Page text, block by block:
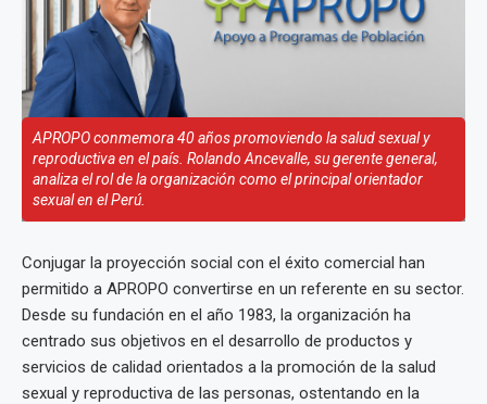
APROPO conmemora 40 años promoviendo la salud sexual y
reproductiva en el país. Rolando Ancevalle, su gerente general,
analiza el rol de la organización como el principal orientador
sexual en el Perú.
Conjugar la proyección social con el éxito comercial han
permitido a APROPO convertirse en un referente en su sector.
Desde su fundación en el año 1983, la organización ha
centrado sus objetivos en el desarrollo de productos y
servicios de calidad orientados a la promoción de la salud
sexual y reproductiva de las personas, ostentando en la